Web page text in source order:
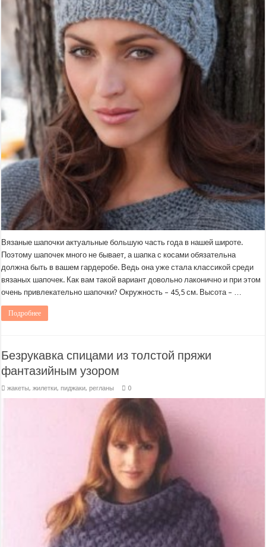
Вязаные шапочки актуальные большую часть года в нашей широте.
Поэтому шапочек много не бывает, а шапка с косами обязательна
должна быть в вашем гардеробе. Ведь она уже стала классикой среди
вязаных шапочек. Как вам такой вариант довольно лаконично и при этом
очень привлекательно шапочки? Окружность – 45,5 см. Высота – …
Подробнее
Безрукавка спицами из толстой пряжи
фантазийным узором
жакеты, жилетки, пиджаки, регланы 0